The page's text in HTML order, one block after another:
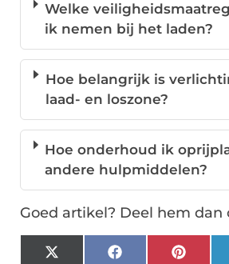
Welke
ik nemen bij het laden?
Hoe belangrijk is
laad- en loszone?
Hoe onderhoud ik
andere hulpmiddelen?
Goed artikel? Deel hem dan
X
Facebook